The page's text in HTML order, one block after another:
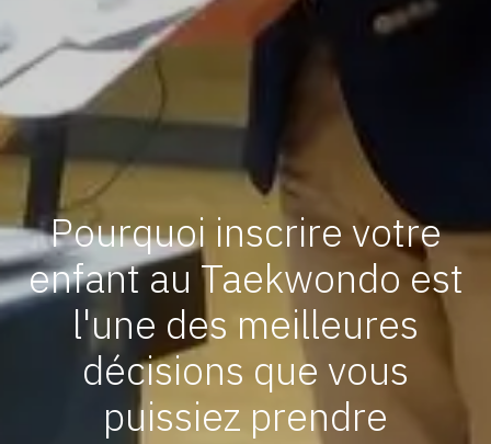
Pourquoi inscrire votre
enfant au Taekwondo est
l'une des meilleures
décisions que vous
puissiez prendre